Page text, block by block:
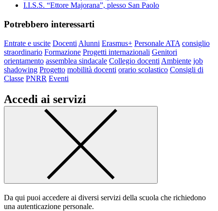
I.I.S.S. “Ettore Majorana”, plesso San Paolo
Potrebbero interessarti
Entrate e uscite Docenti Alunni Erasmus+ Personale ATA consiglio
straordinario Formazione Progetti internazionali Genitori
orientamento assemblea sindacale Collegio docenti Ambiente job
shadowing Progetto mobilità docenti orario scolastico Consigli di
Classe PNRR Eventi
Accedi ai servizi
Da qui puoi accedere ai diversi servizi della scuola che richiedono
una autenticazione personale.